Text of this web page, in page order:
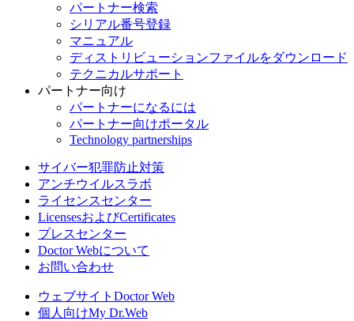
パートナー検索
シリアル番号登録
マニュアル
ディストリビューションファイルをダウンロード
テクニカルサポート
パートナー向け
パートナーになるには
パートナー向けポータル
Technology partnerships
サイバー犯罪防止対策
アンチウイルスラボ
ライセンスセンター
LicensesおよびCertificates
プレスセンター
Doctor Webについて
お問い合わせ
ウェブサイトDoctor Web
個人向けMy Dr.Web